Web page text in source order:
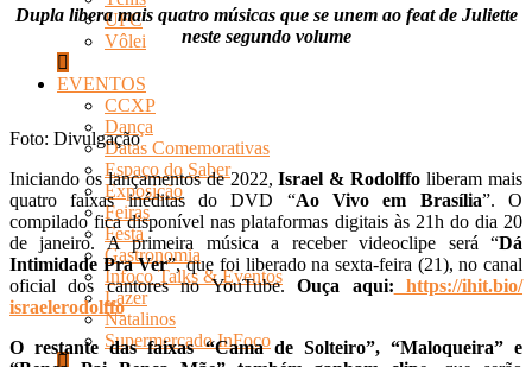
UFC
Vôlei
EVENTOS
CCXP
Dança
Datas Comemorativas
Espaço do Saber
Exposição
Feiras
Festa
Gastronomia
Infoco Talks & Eventos
Lazer
Natalinos
Supermercado InFoco
Dupla libera mais quatro músicas que se unem ao feat de Juliette
neste segundo volume
Foto: Divulgação
Iniciando os lançamentos de 2022,Israel & Rodolffo liberam mais
quatro faixas inéditas do DVD “Ao Vivo em Brasília”. O
compilado fica disponível nas plataformas digitais às 21h do dia 20
de janeiro. A primeira música a receber videoclipe será “Dá
Intimidade Pra Ver”, que foi liberado na sexta-feira (21), no canal
oficial dos cantores no YouTube.Ouça aqui: https://ihit.bio/
israelerodolffo
O restante das faixas “Cama de Solteiro”, “Maloqueira” e